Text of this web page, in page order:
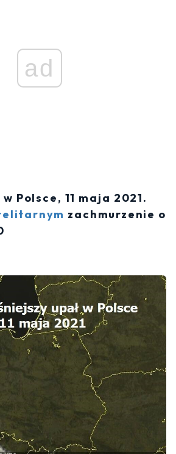
ad
Polsce, 11 maja 2021.
zachmurzenie o